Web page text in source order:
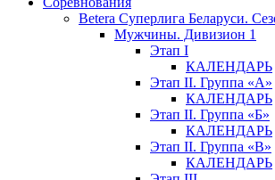
Betera Суперлига Беларуси.
Мужчины. Дивизион 1
Этап I
КАЛЕНДАРЬ
Этап II. Группа «А»
КАЛЕНДАРЬ
Этап II. Группа «Б»
КАЛЕНДАРЬ
Этап II. Группа «В»
КАЛЕНДАРЬ